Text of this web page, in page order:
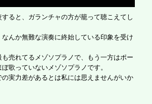
ると、ガランチャの方が籠って聴こえてし
なんか無難な演奏に終始している印象を受け
も売れてるメゾソプラノで、もう一方はポー
歌っていないメゾソプラノです。
実力差があるとは私には思えませんがいか